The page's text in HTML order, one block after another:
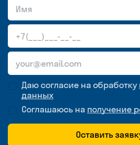
Даю согласие на обработку
данных
Соглашаюсь на получение
Оставить